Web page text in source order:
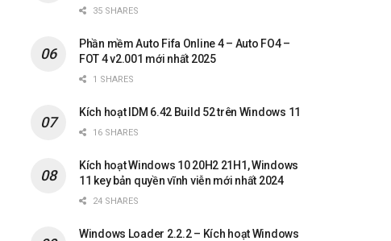
35 SHARES
Phần mềm Auto Fifa Online 4 – Auto FO4 –
FOT 4 v2.001 mới nhất 2025
1 SHARES
Kích hoạt IDM 6.42 Build 52 trên Windows 11
16 SHARES
Kích hoạt Windows 10 20H2 21H1, Windows
11 key bản quyền vĩnh viễn mới nhất 2024
24 SHARES
Windows Loader 2.2.2 – Kích hoạt Windows